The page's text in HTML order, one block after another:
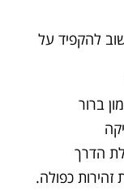
להקפיד על
ברור
הדרך
כפולה.